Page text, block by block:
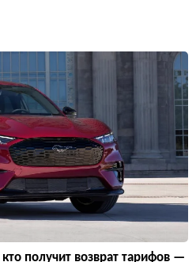
получит возврат тарифов —